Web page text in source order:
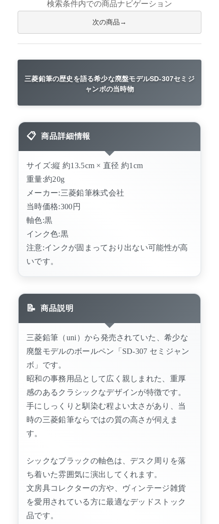
検索条件内での商品ナビゲーション
次の商品
三菱鉛筆の歴史を語る希少な廃盤モデルSD-307セミジ
ャンボの当時物
商品詳細情報
サイズ:縦 約13.5cm × 直径 約1cm
重量:約20g
メーカー:三菱鉛筆株式会社
当時価格:300円
軸色:黒
インク色:黒
注意:インクが固まっており出ない可能性が高
いです。
商品説明
三菱鉛筆（uni）から発売されていた、希少な
廃盤モデルのボールペン「SD-307 セミジャン
ボ」です。
昭和の事務用品として広く親しまれた、重厚
感のあるクラシックなデザインが特徴です。
手にしっくりと馴染む程よい太さがあり、当
時の三菱鉛筆ならではの質の高さが伺えま
す。
シックなブラックの軸色は、デスク周りを落
ち着いた雰囲気に演出してくれます。
文房具コレクターの方や、ヴィンテージ雑貨
を愛用されている方に最適なデッドストック
品です。